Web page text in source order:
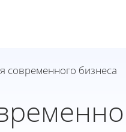
современного бизнеса